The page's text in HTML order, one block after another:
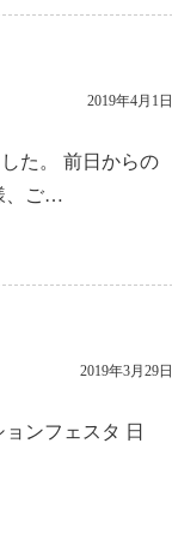
2019年4月1日
た。 前日からの
、ご…
2019年3月29日
ンフェスタ 日